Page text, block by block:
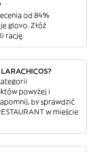
od 84%
glovo. Złóż
rację.
powyżej i
by sprawdzić
w mieście